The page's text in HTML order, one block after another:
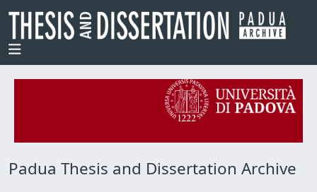
Padua Thesis and Dissertation Archive